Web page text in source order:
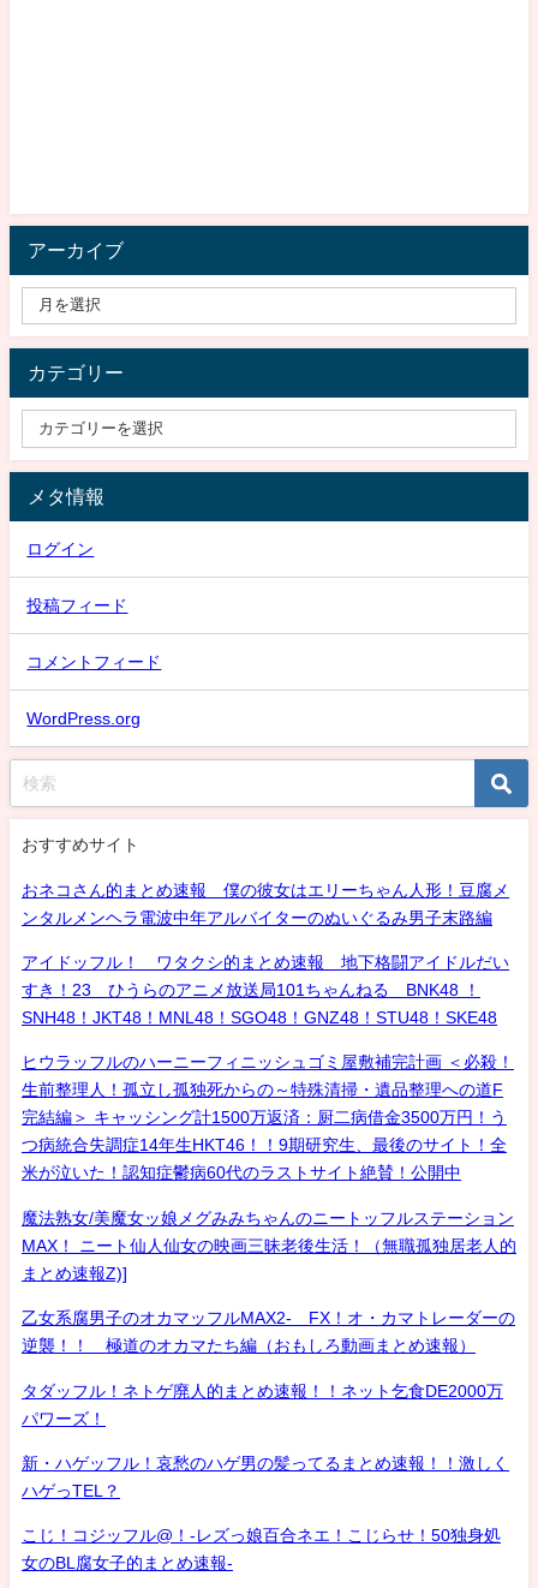
アーカイブ
カテゴリー
メタ情報
ログイン
投稿フィード
コメントフィード
WordPress.org
おすすめサイト
おネコさん的まとめ速報 僕の彼女はエリーちゃん人形！豆腐メ
ンタルメンヘラ電波中年アルバイターのぬいぐるみ男子末路編
アイドッフル！ ワタクシ的まとめ速報 地下格闘アイドルだい
すき！23 ひうらのアニメ放送局101ちゃんねる BNK48 ！
SNH48！JKT48！MNL48！SGO48！GNZ48！STU48！SKE48
ヒウラッフルのハーニーフィニッシュゴミ屋敷補完計画 ＜必殺！
生前整理人！孤立し孤独死からの～特殊清掃・遺品整理への道F
完結編＞ キャッシング計1500万返済：厨二病借金3500万円！う
つ病統合失調症14年生HKT46！！9期研究生、最後のサイト！全
米が泣いた！認知症鬱病60代のラストサイト絶賛！公開中
魔法熟女/美魔女ッ娘メグみみちゃんのニートッフルステーション
MAX！ ニート仙人仙女の映画三昧老後生活！（無職孤独居老人的
まとめ速報Z)]
乙女系腐男子のオカマッフルMAX2- FX！オ・カマトレーダーの
逆襲！！ 極道のオカマたち編（おもしろ動画まとめ速報）
タダッフル！ネトゲ廃人的まとめ速報！！ネット乞食DE2000万
パワーズ！
新・ハゲッフル！哀愁のハゲ男の髪ってるまとめ速報！！激しく
ハゲっTEL？
こじ！コジッフル@！-レズっ娘百合ネエ！こじらせ！50独身処
女のBL腐女子的まとめ速報-